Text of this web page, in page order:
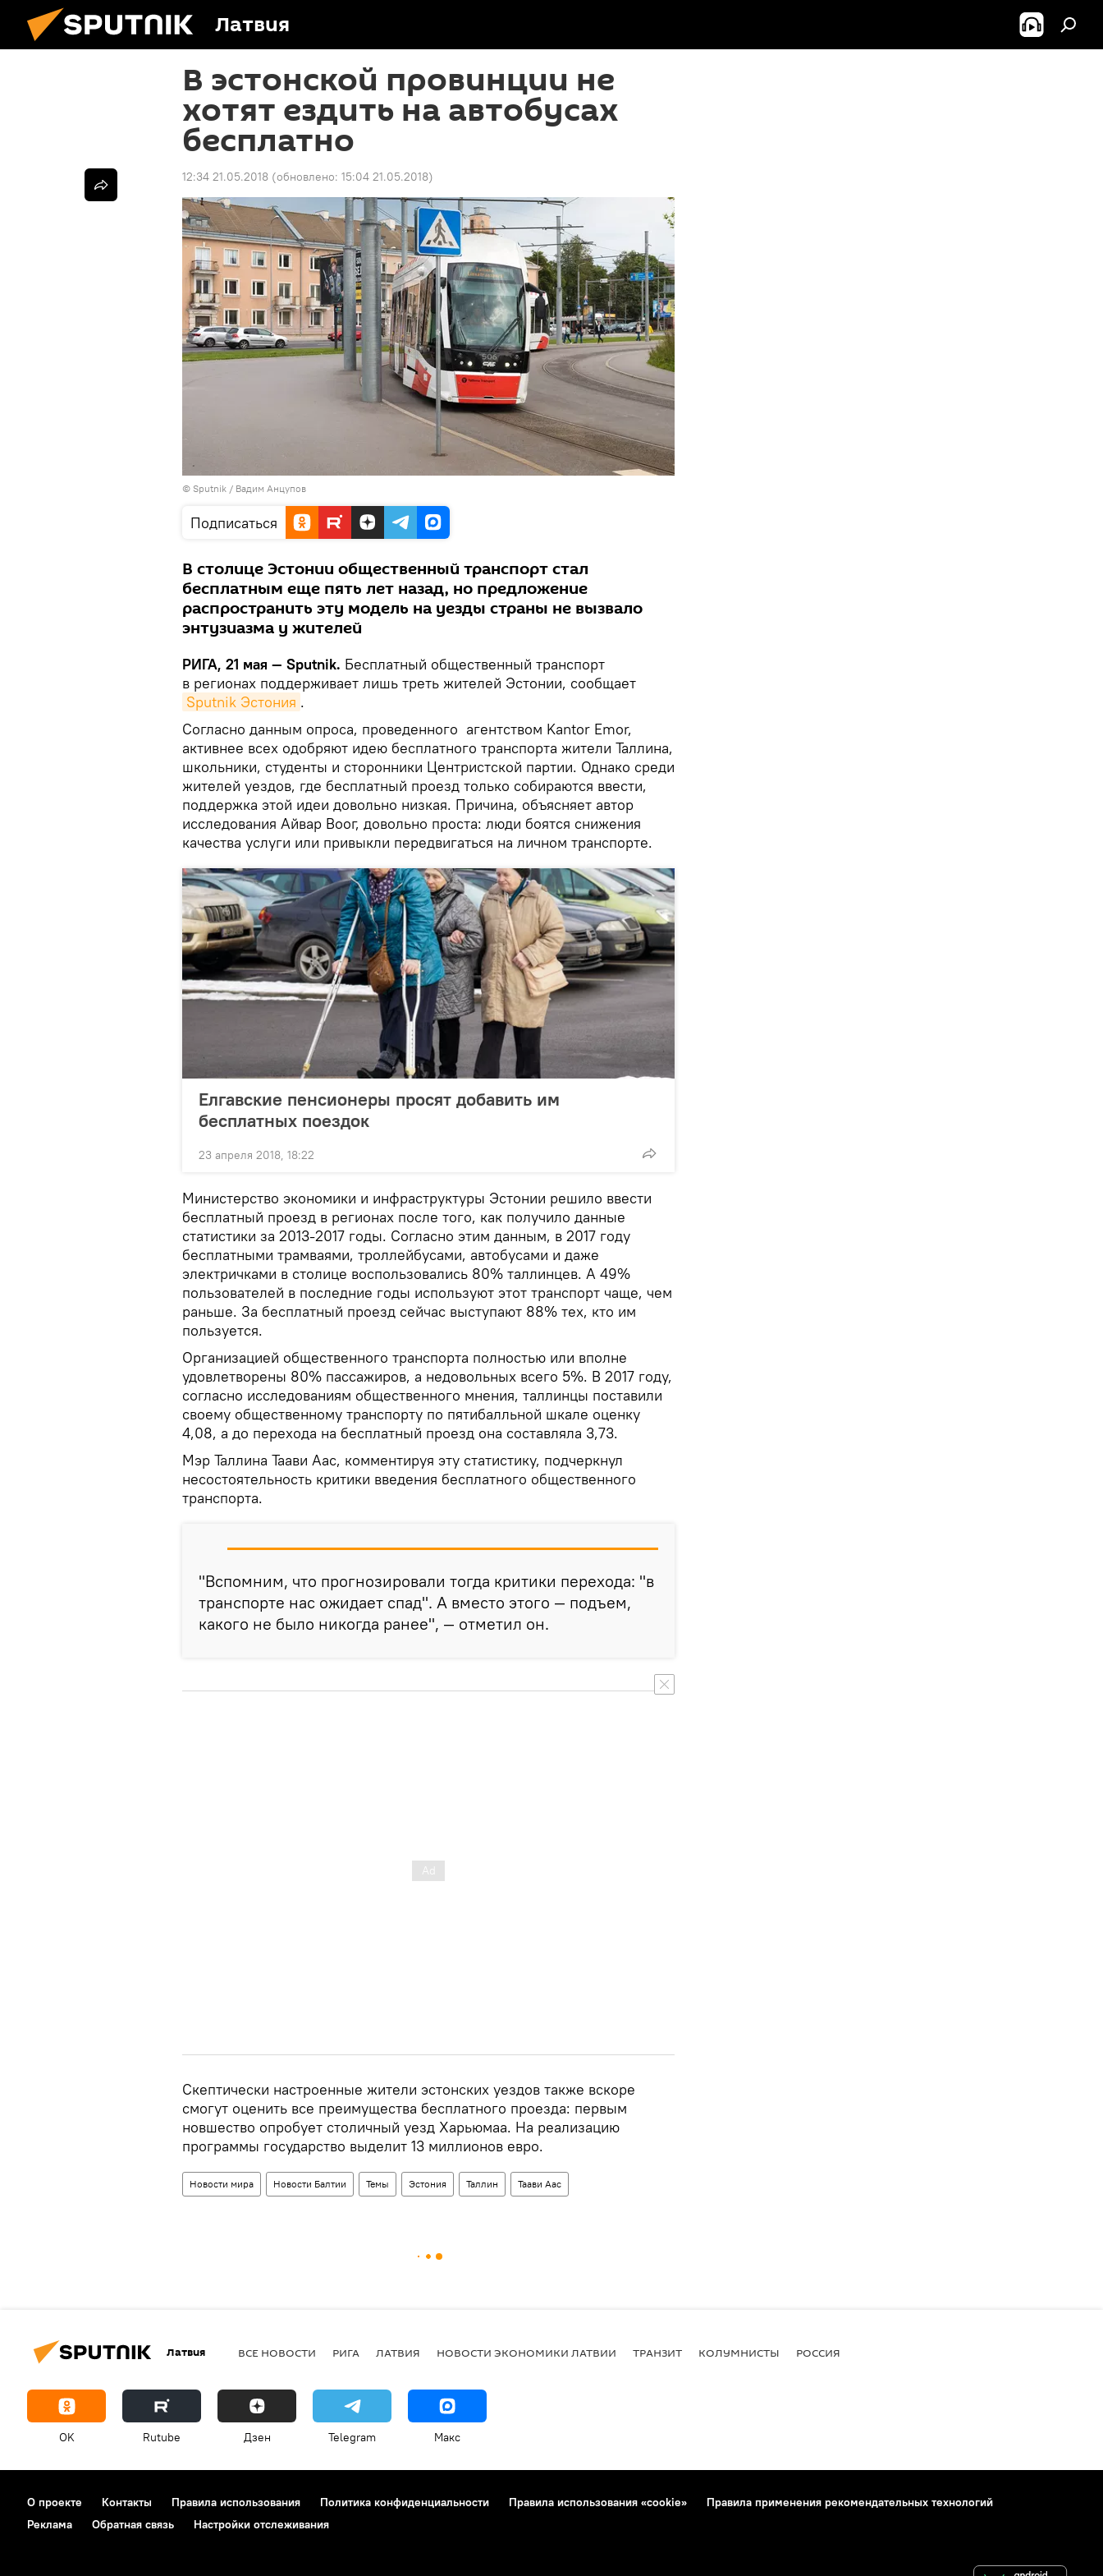
Латвия
В эстонской провинции не
хотят ездить на автобусах
бесплатно
12:34 21.05.2018 (обновлено: 15:04 21.05.2018)
© Sputnik / Вадим Анцупов
Подписаться
В столице Эстонии общественный транспорт стал
бесплатным еще пять лет назад, но предложение
распространить эту модель на уезды страны не вызвало
энтузиазма у жителей
РИГА, 21 мая — Sputnik. Бесплатный общественный транспорт
в регионах поддерживает лишь треть жителей Эстонии, сообщает
Sputnik Эстония .
Согласно данным опроса, проведенного агентством Kantor Emor,
активнее всех одобряют идею бесплатного транспорта жители Таллина,
школьники, студенты и сторонники Центристской партии. Однако среди
жителей уездов, где бесплатный проезд только собираются ввести,
поддержка этой идеи довольно низкая. Причина, объясняет автор
исследования Айвар Воог, довольно проста: люди боятся снижения
качества услуги или привыкли передвигаться на личном транспорте.
Елгавские пенсионеры просят добавить им
бесплатных поездок
23 апреля 2018, 18:22
Министерство экономики и инфраструктуры Эстонии решило ввести
бесплатный проезд в регионах после того, как получило данные
статистики за 2013-2017 годы. Согласно этим данным, в 2017 году
бесплатными трамваями, троллейбусами, автобусами и даже
электричками в столице воспользовались 80% таллинцев. А 49%
пользователей в последние годы используют этот транспорт чаще, чем
раньше. За бесплатный проезд сейчас выступают 88% тех, кто им
пользуется.
Организацией общественного транспорта полностью или вполне
удовлетворены 80% пассажиров, а недовольных всего 5%. В 2017 году,
согласно исследованиям общественного мнения, таллинцы поставили
своему общественному транспорту по пятибалльной шкале оценку
4,08, а до перехода на бесплатный проезд она составляла 3,73.
Мэр Таллина Таави Аас, комментируя эту статистику, подчеркнул
несостоятельность критики введения бесплатного общественного
транспорта.
"Вспомним, что прогнозировали тогда критики перехода: "в
транспорте нас ожидает спад". А вместо этого — подъем,
какого не было никогда ранее", — отметил он.
Скептически настроенные жители эстонских уездов также вскоре
смогут оценить все преимущества бесплатного проезда: первым
новшество опробует столичный уезд Харьюмаа. На реализацию
программы государство выделит 13 миллионов евро.
Новости мира Новости Балтии Темы Эстония Таллин Таави Аас
Латвия ВСЕ НОВОСТИ РИГА ЛАТВИЯ НОВОСТИ ЭКОНОМИКИ ЛАТВИИ ТРАНЗИТ КОЛУМНИСТЫ РОССИЯ
OK Rutube Дзен Telegram Макс
О проекте Контакты Правила использования Политика конфиденциальности Правила использования «cookie»
Правила применения рекомендательных технологий
Реклама
Обратная связь Настройки отслеживания